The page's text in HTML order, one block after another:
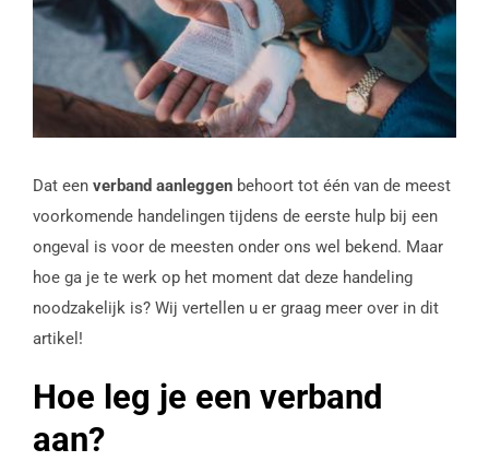
afbeelding
Dat een verband aanleggen behoort tot één van de meest
voorkomende handelingen tijdens de eerste hulp bij een
ongeval is voor de meesten onder ons wel bekend. Maar
hoe ga je te werk op het moment dat deze handeling
noodzakelijk is? Wij vertellen u er graag meer over in dit
artikel!
Hoe leg je een verband
aan?